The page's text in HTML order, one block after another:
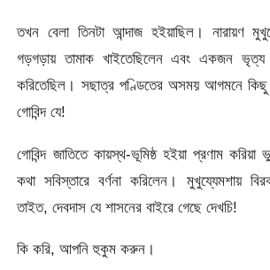
তখন বেলা তিনটা আন্দাজ হইয়াছিল। নারায়ণ
গড়গড়ায় তামাক খাইতেছিলেন এবং একজন ভৃত্য
করিতেছিল। সছাত্র পণ্ডিতের অসময় আগমনে কিছু
গোবিন্দ যে!
গোবিন্দ জাতিতে কায়স্থ-ভূমিষ্ঠ হইয়া প্রণাম
কথা সবিস্তারে বর্ণনা করিলেন। মুখুয্যেমশায়
তাইত, দেবদাস যে শাসনের বাইরে গেছে দেখচি!
কি করি, আপনি হুকুম করুন।